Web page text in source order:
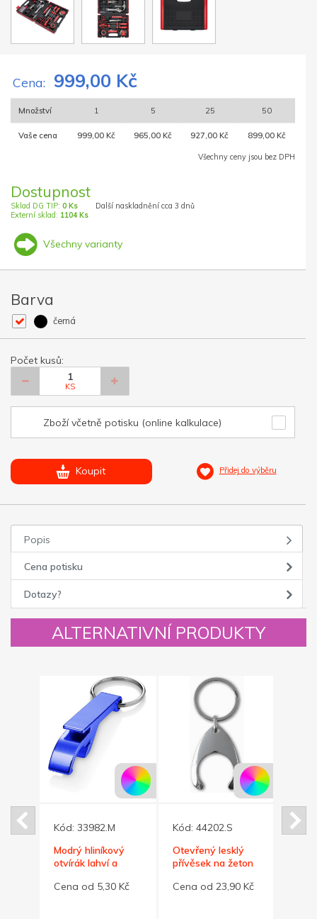
Cena: 999,00 Kč
Množství 1 5 25 50
Vaše cena 999,00 Kč 965,00 Kč 927,00 Kč 899,00 Kč
Všechny ceny jsou bez DPH
Dostupnost
Sklad DG TIP: 0 Ks
Externí sklad: 1104 Ks
Další naskladnění cca 3 dnů
Všechny varianty
Barva
černá
Počet kusů:
KS
Zboží včetně potisku (online kalkulace)
Koupit Přidej do výběru
Popis
Cena potisku
Dotazy?
ALTERNATIVNÍ PRODUKTY
Kód: 33982.M
Modrý hliníkový
otvírák lahví a
Cena od 5,30 Kč
Kód: 44202.S
Otevřený lesklý
přívěsek na žeton
Cena od 23,90 Kč
Kód: